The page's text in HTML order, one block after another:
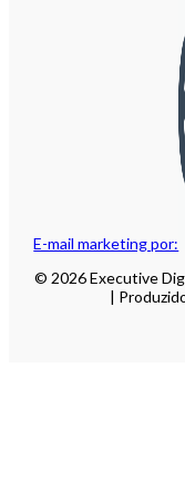
E-mail marketing por:
© 2026 Executive
|